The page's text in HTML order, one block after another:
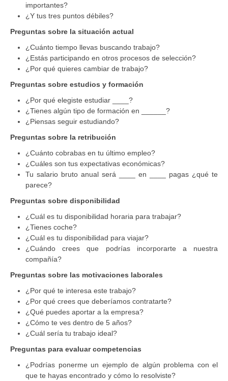
importantes?
¿Y tus tres puntos débiles?
Preguntas sobre la situación actual
¿Cuánto tiempo llevas buscando trabajo?
¿Estás participando en otros procesos de selección?
¿Por qué quieres cambiar de trabajo?
Preguntas sobre estudios y formación
¿Por qué elegiste estudiar ____?
¿Tienes algún tipo de formación en ______?
¿Piensas seguir estudiando?
Preguntas sobre la retribución
¿Cuánto cobrabas en tu último empleo?
¿Cuáles son tus expectativas económicas?
Tu salario bruto anual será ____ en ____ pagas ¿qué te
parece?
Preguntas sobre disponibilidad
¿Cuál es tu disponibilidad horaria para trabajar?
¿Tienes coche?
¿Cuál es tu disponibilidad para viajar?
¿Cuándo crees que podrías incorporarte a nuestra
compañía?
Preguntas sobre las motivaciones laborales
¿Por qué te interesa este trabajo?
¿Por qué crees que deberíamos contratarte?
¿Qué puedes aportar a la empresa?
¿Cómo te ves dentro de 5 años?
¿Cuál sería tu trabajo ideal?
Preguntas para evaluar competencias
¿Podrías ponerme un ejemplo de algún problema con el
que te hayas encontrado y cómo lo resolviste?